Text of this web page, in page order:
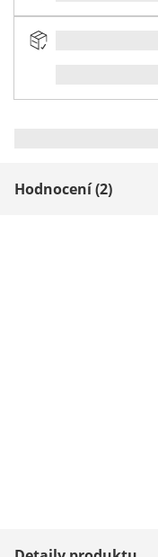
Hodnocení (2)